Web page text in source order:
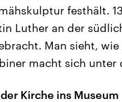
festhält.
Luther an der
Man sieht,
macht sich unter
Kirche ins Museum